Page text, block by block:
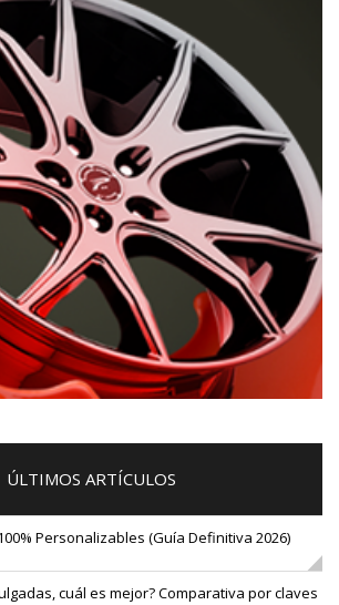
ÚLTIMOS ARTÍCULOS
Personalizables (Guía Definitiva 2026)
cuál es mejor? Comparativa por claves